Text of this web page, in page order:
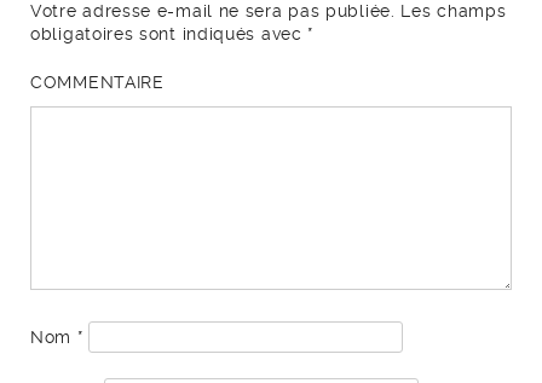
Votre adresse e-mail ne sera pas publiée.
Les champs
obligatoires sont indiqués avec *
COMMENTAIRE
Nom *